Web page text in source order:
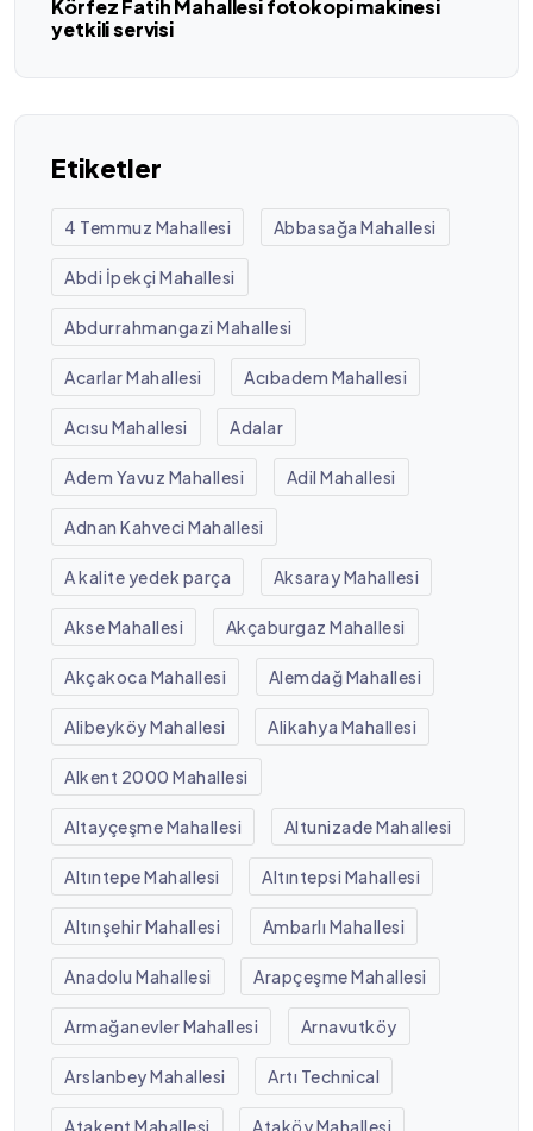
Körfez Fatih Mahallesi fotokopi makinesi
yetkili servisi
Etiketler
4 Temmuz Mahallesi Abbasağa Mahallesi
Abdi İpekçi Mahallesi
Abdurrahmangazi Mahallesi
Acarlar Mahallesi Acıbadem Mahallesi
Acısu Mahallesi Adalar
Adem Yavuz Mahallesi Adil Mahallesi
Adnan Kahveci Mahallesi
A kalite yedek parça Aksaray Mahallesi
Akse Mahallesi Akçaburgaz Mahallesi
Akçakoca Mahallesi Alemdağ Mahallesi
Alibeyköy Mahallesi Alikahya Mahallesi
Alkent 2000 Mahallesi
Altayçeşme Mahallesi Altunizade Mahallesi
Altıntepe Mahallesi Altıntepsi Mahallesi
Altınşehir Mahallesi Ambarlı Mahallesi
Anadolu Mahallesi Arapçeşme Mahallesi
Armağanevler Mahallesi Arnavutköy
Arslanbey Mahallesi Artı Technical
Atakent Mahallesi Ataköy Mahallesi